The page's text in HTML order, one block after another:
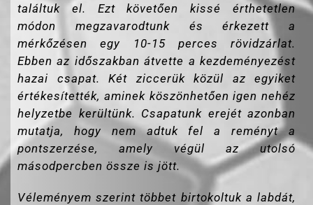
találtuk el. Ezt követően kissé érthetetlen
módon megzavarodtunk és érkezett a
mérkőzésen egy 10-15 perces rövidzárlat.
Ebben az időszakban átvette a kezdeményezést
hazai csapat. Két ziccerük közül az egyiket
értékesítették, aminek köszönhetően igen nehéz
helyzetbe kerültünk. Csapatunk erejét azonban
mutatja, hogy nem adtuk fel a reményt a
pontszerzése, amely végül az utolsó
másodpercben össze is jött.
Véleményem szerint többet birtokoltuk a labdát,